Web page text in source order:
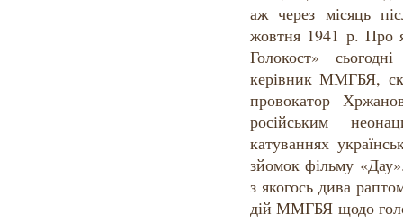
аж через місяць
жовтня 1941 р. Про
Голокост»
керівник ММГБЯ,
провокатор
російським
катуваннях
зйомок фільму
з якогось дива
дій ММГБЯ щодо